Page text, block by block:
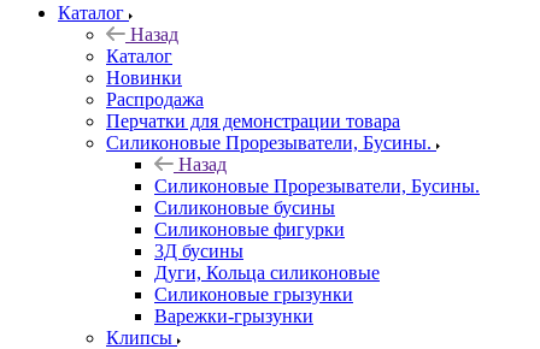
Каталог
Назад
Каталог
Новинки
Распродажа
Перчатки для демонстрации товара
Силиконовые Прорезыватели, Бусины.
Назад
Силиконовые Прорезыватели, Бусины.
Силиконовые бусины
Силиконовые фигурки
3Д бусины
Дуги, Кольца силиконовые
Силиконовые грызунки
Варежки-грызунки
Клипсы